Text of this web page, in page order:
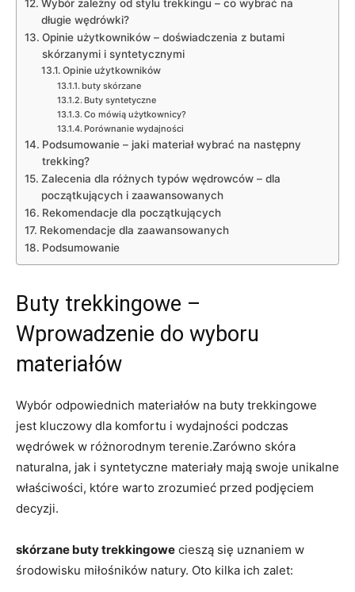
Wybór zależny od stylu trekkingu – co wybrać na
długie wędrówki?
Opinie użytkowników – doświadczenia z butami
skórzanymi i syntetycznymi
Opinie użytkowników
buty skórzane
Buty syntetyczne
Co mówią użytkownicy?
Porównanie wydajności
Podsumowanie – jaki materiał wybrać na następny
trekking?
Zalecenia dla różnych typów wędrowców – dla
początkujących i zaawansowanych
Rekomendacje dla początkujących
Rekomendacje dla zaawansowanych
Podsumowanie
Buty trekkingowe –
Wprowadzenie do wyboru
materiałów
Wybór odpowiednich materiałów na buty trekkingowe
jest kluczowy dla komfortu i wydajności podczas
wędrówek w różnorodnym terenie.Zarówno skóra
naturalna, jak i syntetyczne materiały mają swoje unikalne
właściwości, które warto zrozumieć przed podjęciem
decyzji.
skórzane buty trekkingowe cieszą się uznaniem w
środowisku miłośników natury. Oto kilka ich zalet: